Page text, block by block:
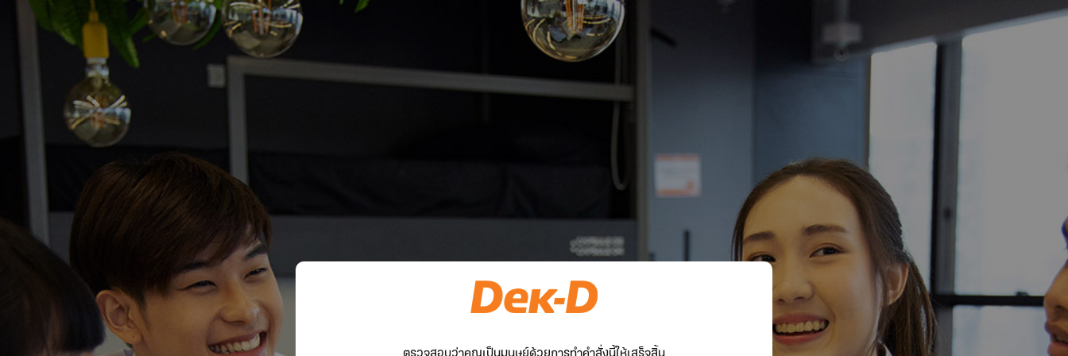
ตรวจสอบว่าคุณเป็นมนุษย์ด้วยการทำคำสั่งนี้ให้เสร็จสิ้น